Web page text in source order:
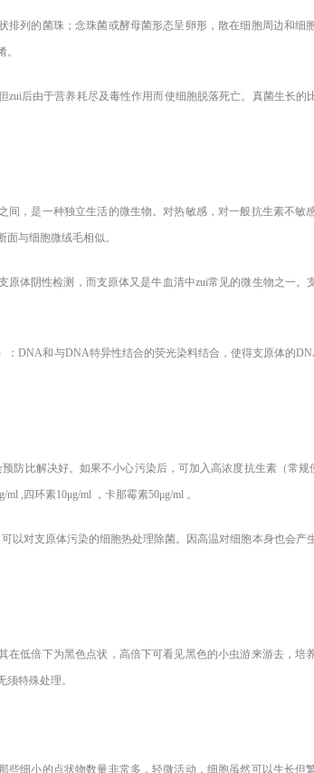
排列的菌珠；念珠菌或酵母菌形态呈卵形，散在细胞周边和
zui后由于营养耗尽及毒性作用而使细胞脱落死亡。真菌生长
间，是一种独立生活的微生物。对热敏感，对一般抗生素不敏
与细胞微绒毛相似。
原体阴性检测，而支原体又是牛血清中zui常见的微生物之一
：DNA和与DNA特异性结合的荧光染料结合，使得支原体的
防比解决好。如果不小心污染后，可加入高浓度抗生素（常
,四环素10μg/ml ，卡那霉素50μg/ml 。
以对支原体污染的细胞热处理除菌。因高温对细胞本身也会
在低倍下为黑色点状，高倍下可看见黑色的小虫游来游去，
特殊处理。
些细小的点状物数量非常多，轻微活动，细胞虽然可以生长但